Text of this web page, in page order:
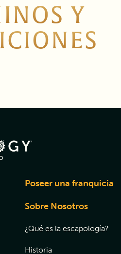
Y
Poseer una franquicia
Sobre Nosotros
¿Qué es la escapología?
Historia